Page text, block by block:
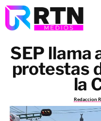
SEP llama
protestas
la
Redaccion